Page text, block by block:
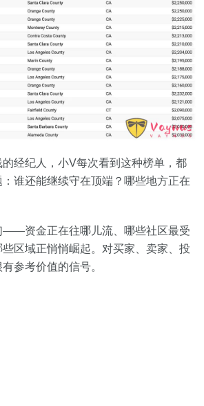
经纪人，小V每次看到这种榜单，都
谁还能继续守在顶端？哪些地方正在
——资金正在往哪儿流、哪些社区最受
区域正悄悄崛起。对买家、卖家、投
参考价值的信号。